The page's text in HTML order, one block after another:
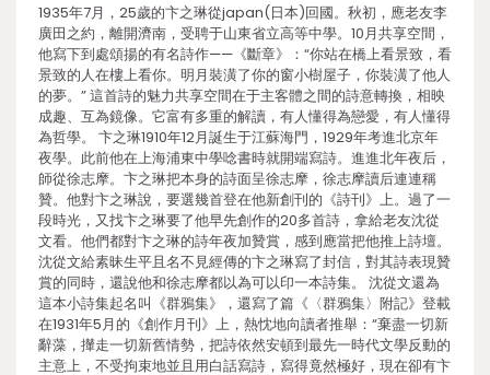
1935年7月，25歲的卞之琳從japan(日本)回國。秋初，應老友李
廣田之約，離開濟南，受聘于山東省立高等中學。10月共享空間，
他寫下到處頌揚的有名詩作——《斷章》：“你站在橋上看景致，看
景致的人在樓上看你。明月裝潢了你的窗小樹屋子，你裝潢了他人
的夢。” 這首詩的魅力共享空間在于主客體之間的詩意轉換，相映
成趣、互為鏡像。它富有多重的解讀，有人懂得為戀愛，有人懂得
為哲學。 卞之琳1910年12月誕生于江蘇海門，1929年考進北京年
夜學。此前他在上海浦東中學唸書時就開端寫詩。進進北年夜后，
師從徐志摩。卞之琳把本身的詩面呈徐志摩，徐志摩讀后連連稱
贊。他對卞之琳說，要選幾首登在他新創刊的《詩刊》上。過了一
段時光，又找卞之琳要了他早先創作的20多首詩，拿給老友沈從
文看。他們都對卞之琳的詩年夜加贊賞，感到應當把他推上詩壇。
沈從文給素昧生平且名不見經傳的卞之琳寫了封信，對其詩表現贊
賞的同時，還說他和徐志摩都以為可以印一本詩集。 沈從文還為
這本小詩集起名叫《群鴉集》，還寫了篇《〈群鴉集〉附記》登載
在1931年5月的《創作月刊》上，熱忱地向讀者推舉：“棄盡一切新
辭藻，攆走一切新舊情勢，把詩依然安頓到最先一時代文學反動的
主意上，不受拘束地並且用白話寫詩，寫得竟然極好，現在卻有卞